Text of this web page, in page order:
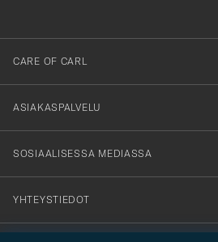
dig
till
vårt
nyhetsbrev!
CARE OF CARL
ASIAKASPALVELU
SOSIAALISESSA MEDIASSA
YHTEYSTIEDOT